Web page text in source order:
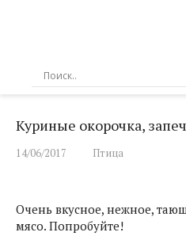
Куриные окорочка,
14/06/2017 Птица
Очень вкусное, нежное,
мясо. Попробуйте!